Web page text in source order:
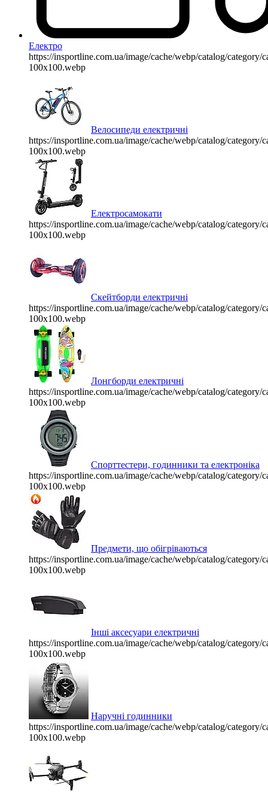
Електро
https://insportline.com.ua/image/cache/webp/catalog/category/
100x100.webp
Велосипеди електричні
https://insportline.com.ua/image/cache/webp/catalog/category/
100x100.webp
Електросамокати
https://insportline.com.ua/image/cache/webp/catalog/category/
100x100.webp
Скейтборди електричні
https://insportline.com.ua/image/cache/webp/catalog/category/
100x100.webp
Лонгборди електричні
https://insportline.com.ua/image/cache/webp/catalog/category/
100x100.webp
Спорттестери, годинники та електроніка
https://insportline.com.ua/image/cache/webp/catalog/category/
100x100.webp
Предмети, що обігріваються
https://insportline.com.ua/image/cache/webp/catalog/category/
100x100.webp
Інші аксесуари електричні
https://insportline.com.ua/image/cache/webp/catalog/category/
100x100.webp
Наручні годинники
https://insportline.com.ua/image/cache/webp/catalog/category/
100x100.webp